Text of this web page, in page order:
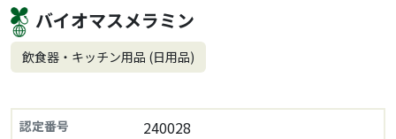
バイオマスメラミン
飲食器・キッチン用品 (日用品)
認定番号 240028